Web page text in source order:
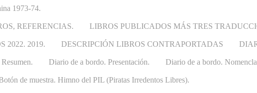
1973-74.
REFERENCIAS. LIBROS PUBLICADOS MÁS TRES
2022. 2019. DESCRIPCIÓN LIBROS CONTRAPORTADAS
Diario de a bordo. Presentación. Diario de a bordo.
de muestra. Himno del PIL (Piratas Irredentos Libres).